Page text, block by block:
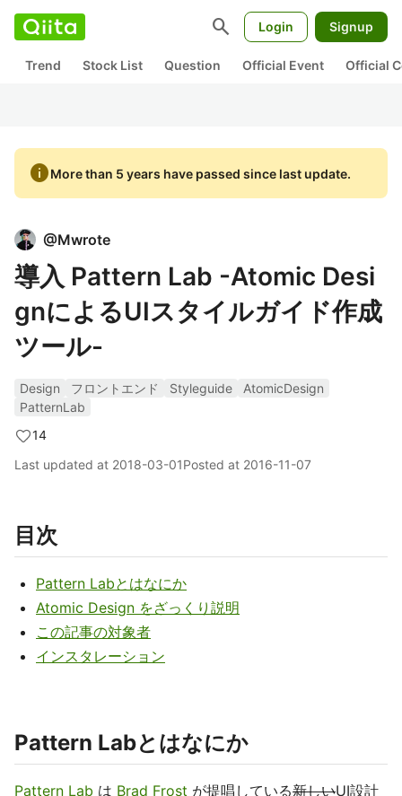
search Login Signup
Trend Stock List Question Official Event Official
infoMore than 5 years have passed since last update.
@Mwrote
導入 Pattern Lab -Atomic Desi
gnによるUIスタイルガイド作成
ツール-
Design フロントエンド Styleguide
AtomicDesign
PatternLab
14
Last updated at 2018-03-01Posted at 2016-11-07
目次
Pattern Labとはなにか
Atomic Design をざっくり説明
この記事の対象者
インスタレーション
Pattern Labとはなにか
Pattern Lab は Brad Frost が提唱している新しいUI設計